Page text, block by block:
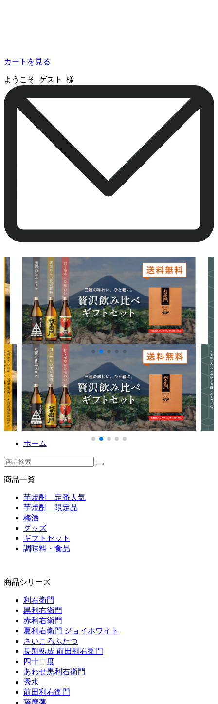
カートを見る
ようこそ ゲスト 様
ホーム
商品一覧
芋焼酎 定番人気
芋焼酎 限定品
梅酒
グッズ
ギフトセット
調味料・食品
商品シリーズ
利右衛門
黒利右衛門
赤利右衛門
夏利右衛門 ジョイホワイト
さいころふたつ
長期熟成 前田利右衛門
四十二度
あわせ黒利右衛門
秀水
前田利右衛門
薩摩藩